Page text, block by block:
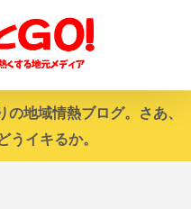
地域情熱ブログ。さあ、
うイキるか。